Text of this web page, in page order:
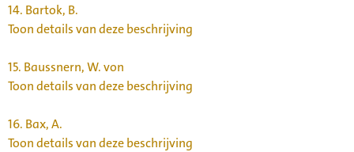
14. Bartok, B.
Toon details van deze beschrijving
15. Baussnern, W. von
Toon details van deze beschrijving
16. Bax, A.
Toon details van deze beschrijving